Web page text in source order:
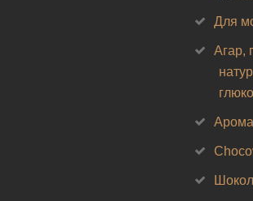
Для
Агар,